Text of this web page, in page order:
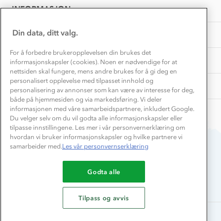
INFORMASJON
OM OSS
Samarbeide med oss?
TIPS OG RÅD
Store størrelser
Turmat oppskrifter
Beredskap
AKTIVITETER
Leirskole 🥾
Barnehageansatt
Tips til hyttetur
Du betaler enkelt med
Din data, ditt valg.
For å forbedre brukeropplevelsen din brukes det
informasjonskapsler (cookies). Noen er nødvendige for at
nettsiden skal fungere, mens andre brukes for å gi deg en
personalisert opplevelse med tilpasset innhold og
personalisering av annonser som kan være av interesse for deg,
både på hjemmesiden og via markedsføring. Vi deler
informasjonen med våre samarbeidspartnere, inkludert Google.
Du velger selv om du vil godta alle informasjonskapsler eller
tilpasse innstillingene. Les mer i vår personvernerklæring om
hvordan vi bruker informasjonskapsler og hvilke partnere vi
samarbeider med.Les vår personvernserklæring
Godta alle
Tilpass og avvis